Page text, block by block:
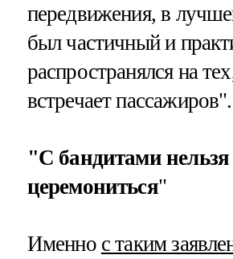
передвижения, в
был частичный и
распространялся на
встречает пассажиров".
"С бандитами нельзя
церемониться"
Именно с таким